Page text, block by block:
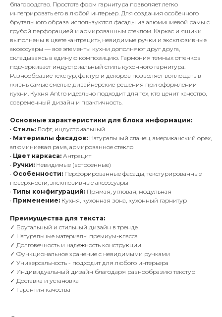
благородство. Простота форм гарнитура позволяет легко
интегрировать его в любой интерьер. Для создания особенного
брутального образа используются фасады из алюминиевой рамы с
грубой перфорацией и армированным стеклом. Каркас и ящики
выполнены в цвете «антрацит», невидимые ручки и эксклюзивные
аксессуары — все элементы кухни дополняют друг друга,
складываясь в единую композицию. Гармония темных оттенков
подчеркивает индустриальный стиль кухонного гарнитура.
Разнообразие текстур, фактур и декоров позволяет воплощать в
жизнь самые смелые дизайнерские решения при оформлении
кухни. Кухня Antro идеально подходит для тех, кто ценит качество,
современный дизайн и практичность.
Основные характеристики для блока информации:
• Стиль: Лофт, индустриальный
• Материалы фасадов: Натуральный сланец, американский орех,
алюминиевая рама, армированное стекло
• Цвет каркаса: Антрацит
• Ручки: Невидимые (встроенные)
• Особенности: Перфорированные фасады, текстурированные
поверхности, эксклюзивные аксессуары
• Типы конфигураций: Прямая, угловая, модульная
• Применение: Кухня, кухонная зона, кухонный гарнитур
Преимущества для текста:
✓ Брутальный и стильный дизайн в тренде
✓ Натуральные материалы премиум-класса
✓ Долговечность и надежность конструкции
✓ Функциональное хранение с невидимыми ручками
✓ Универсальность - подходит для любого интерьера
✓ Индивидуальный дизайн благодаря разнообразию текстур
✓ Доставка и установка
✓ Гарантия качества